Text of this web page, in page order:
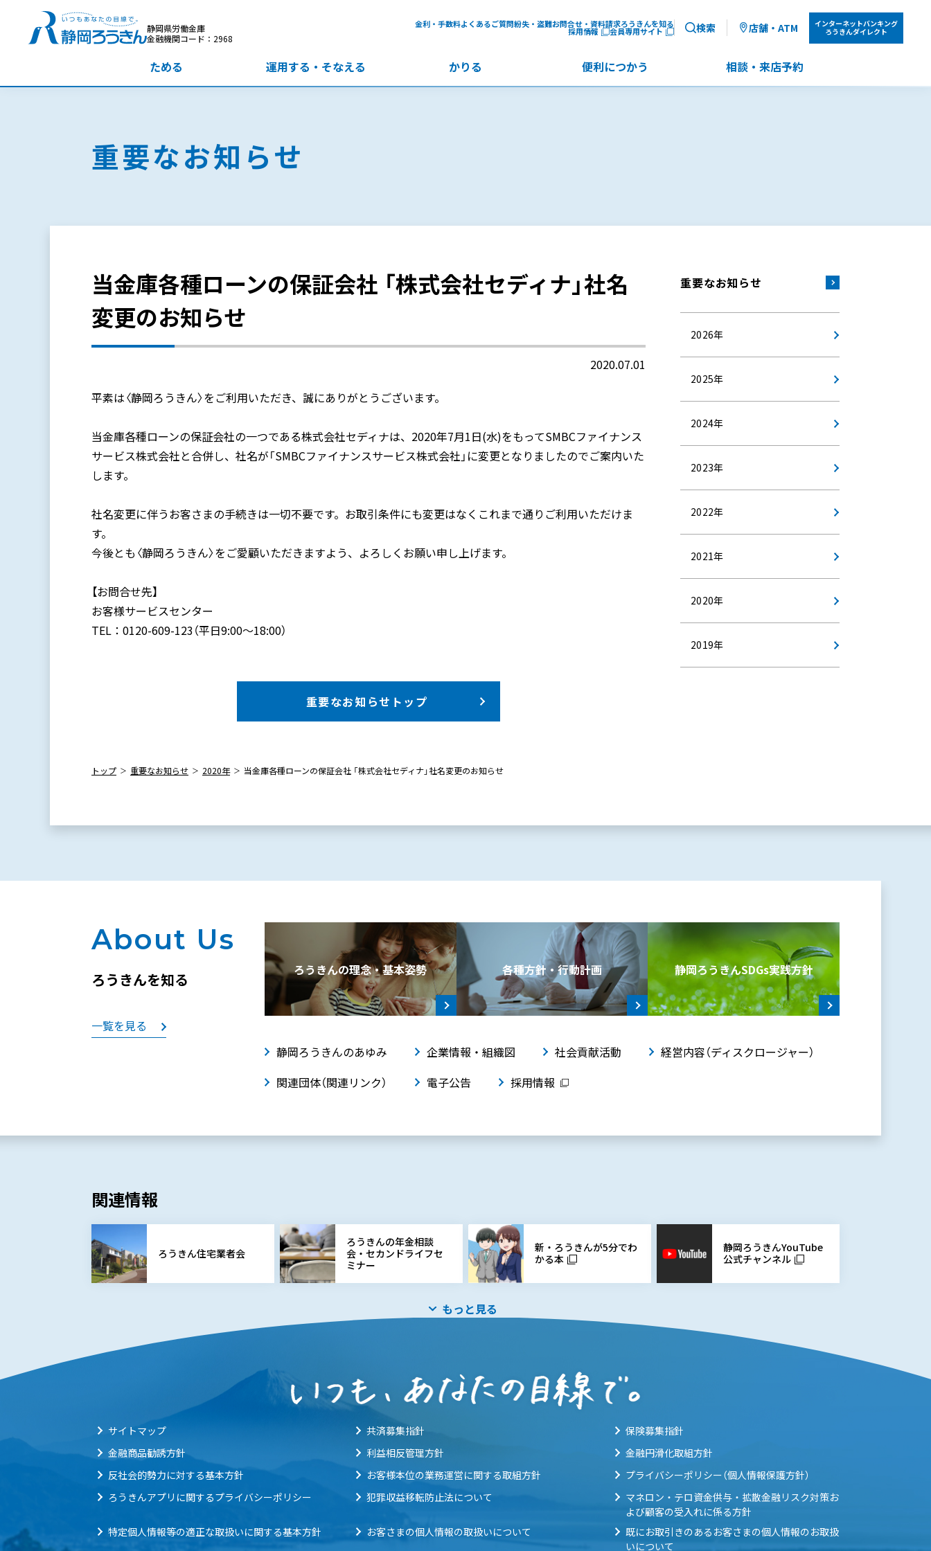
静岡県労働金庫
金融機関コード：2968
金利・手数料よくあるご質問紛失・盗難お問合せ・資料請求ろうきんを知る
採用情報 会員専用サイト 検索 店舗・ATM インターネットバンキング
ろうきんダイレクト
ためる 運用する ・ そなえる かりる 便利につかう 相談・来店予約
重要なお知らせ
当金庫各種ローンの保証会社 「株式会社セディナ」社名
変更のお知らせ
2020.07.01
平素は〈静岡ろうきん〉をご利用いただき、誠にありがとうございます。
当金庫各種ローンの保証会社の一つである株式会社セディナは、2020年7月1日(水)をもってSMBCファイナンス
サービス株式会社と合併し、社名が「SMBCファイナンスサービス株式会社」に変更となりましたのでご案内いた
します。
社名変更に伴うお客さまの手続きは一切不要です。お取引条件にも変更はなくこれまで通りご利用いただけま
す。
今後とも〈静岡ろうきん〉をご愛顧いただきますよう、よろしくお願い申し上げます。
【お問合せ先】
お客様サービスセンター
TEL：0120-609-123（平日9:00～18:00）
重要なお知らせトップ
重要なお知らせ
2026年
2025年
2024年
2023年
2022年
2021年
2020年
2019年
トップ 重要なお知らせ 2020年 当金庫各種ローンの保証会社 「株式会社セディナ」社名変更のお知らせ
About Us
ろうきんを知る
一覧を見る
ろうきんの理念・基本姿勢 各種方針・行動計画 静岡ろうきんSDGs実践方針
静岡ろうきんのあゆみ 企業情報・組織図 社会貢献活動
経営内容（ディスクロージャー）
関連団体（関連リンク）
電子公告 採用情報
関連情報
ろうきん住宅業者会
ろうきんの年金相談
会・セカンドライフセ
ミナー
新・ろうきんが5分でわ
かる本
静岡ろうきんYouTube
公式チャンネル
もっと見る
サイトマップ 共済募集指針
保険募集指針
金融商品勧誘方針
利益相反管理方針
金融円滑化取組方針
反社会的勢力に対する基本方針
お客様本位の業務運営に関する取組方針
プライバシーポリシー（個人情報保護方針）
ろうきんアプリに関するプライバシーポリシー
犯罪収益移転防止法について
マネロン・テロ資金供与・拡散金融リスク対策お
よび顧客の受入れに係る方針
特定個人情報等の適正な取扱いに関する基本方針
お客さまの個人情報の取扱いについて
既にお取引きのあるお客さまの個人情報のお取扱
いについて